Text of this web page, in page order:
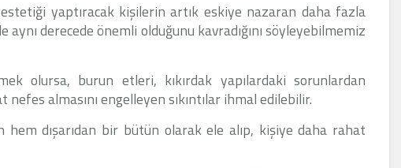
yaptıracak kişilerin artık eskiye nazaran daha fazla
derecede önemli olduğunu kavradığını söyleyebilmemiz
olursa, burun etleri, kıkırdak yapılardaki sorunlardan
almasını engelleyen sıkıntılar ihmal edilebilir.
dışarıdan bir bütün olarak ele alıp, kişiye daha rahat